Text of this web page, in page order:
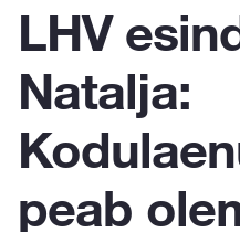
LHV
Natalja:
peab